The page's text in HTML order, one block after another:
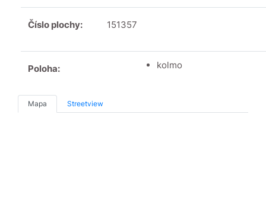
Číslo plochy: 151357
Poloha: kolmo
Mapa Streetview